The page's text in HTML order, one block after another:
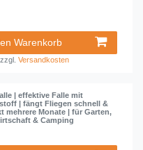
Warenkorb
zzgl.Versandkosten
| effektive Falle mit
| fängt Fliegen schnell &
mehrere Monate | für Garten,
& Camping